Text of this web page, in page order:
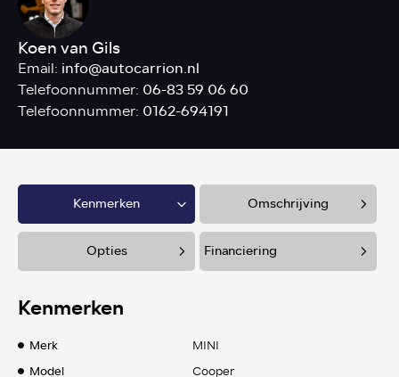
Koen van Gils
Email: info@autocarrion.nl
Telefoonnummer: 06-83 59 06 60
Telefoonnummer: 0162-694191
Kenmerken Omschrijving
Opties Financiering
Kenmerken
Merk
MINI
Model
Cooper